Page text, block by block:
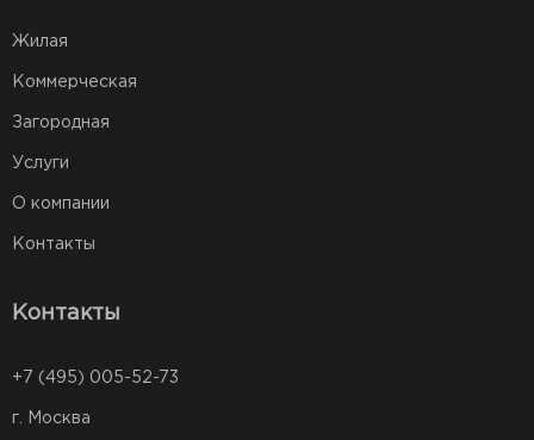
Жилая
Коммерческая
Загородная
Услуги
О компании
Контакты
Контакты
+7 (495) 005-52-73
г. Москва